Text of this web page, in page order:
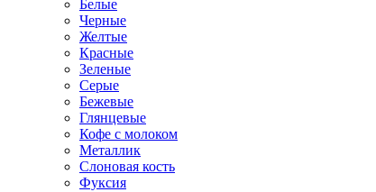
Белые
Черные
Желтые
Красные
Зеленые
Серые
Бежевые
Глянцевые
Кофе с молоком
Металлик
Слоновая кость
Фуксия